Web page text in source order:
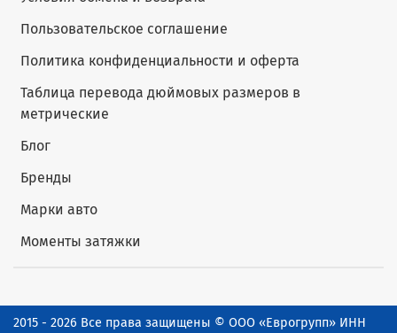
Пользовательское соглашение
Политика конфиденциальности и оферта
Таблица перевода дюймовых размеров в
метрические
Блог
Бренды
Марки авто
Моменты затяжки
2015 - 2026 Все права защищены © ООО «Еврогрупп» ИНН